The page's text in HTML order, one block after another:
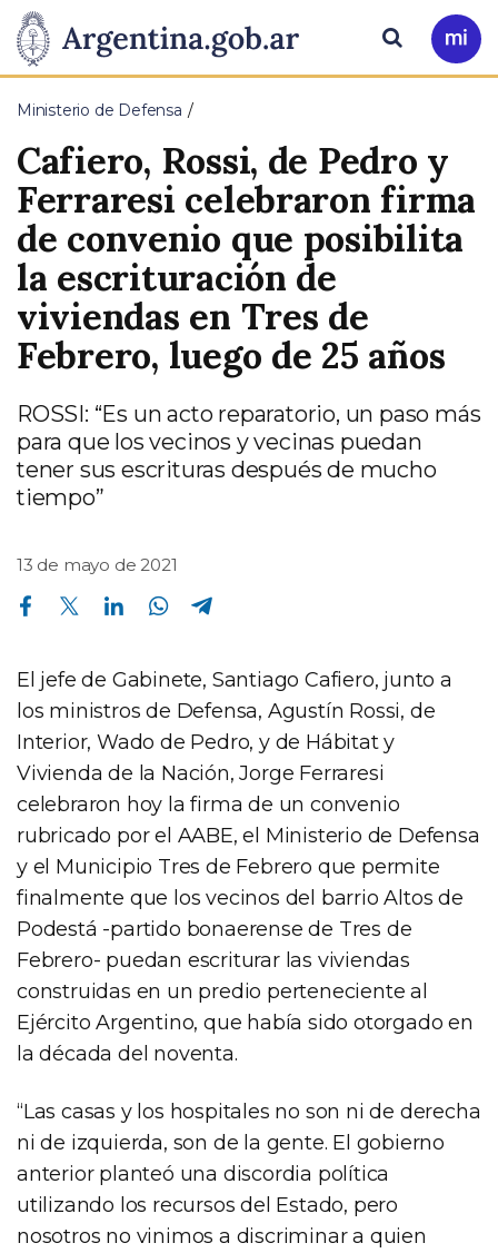
Presidencia
de
la
Nación
Pasar al contenido principal
Ir
a
Buscar
Ministerio de Defensa
Cafiero, Rossi, de Pedro y
Ferraresi celebraron firma
de convenio que posibilita
la escrituración de
viviendas en Tres de
Febrero, luego de 25 años
ROSSI: “Es un acto reparatorio, un paso más
para que los vecinos y vecinas puedan
tener sus escrituras después de mucho
tiempo”
13 de mayo de 2021
Compartir en Facebook Compartir en Twitter Compartir en Linkedin Compartir en Whatsapp
El jefe de Gabinete, Santiago Cafiero, junto a
los ministros de Defensa, Agustín Rossi, de
Interior, Wado de Pedro, y de Hábitat y
Vivienda de la Nación, Jorge Ferraresi
celebraron hoy la firma de un convenio
rubricado por el AABE, el Ministerio de Defensa
y el Municipio Tres de Febrero que permite
finalmente que los vecinos del barrio Altos de
Podestá -partido bonaerense de Tres de
Febrero- puedan escriturar las viviendas
construidas en un predio perteneciente al
Ejército Argentino, que había sido otorgado en
la década del noventa.
“Las casas y los hospitales no son ni de derecha
ni de izquierda, son de la gente. El gobierno
anterior planteó una discordia política
utilizando los recursos del Estado, pero
nosotros no vinimos a discriminar a quien